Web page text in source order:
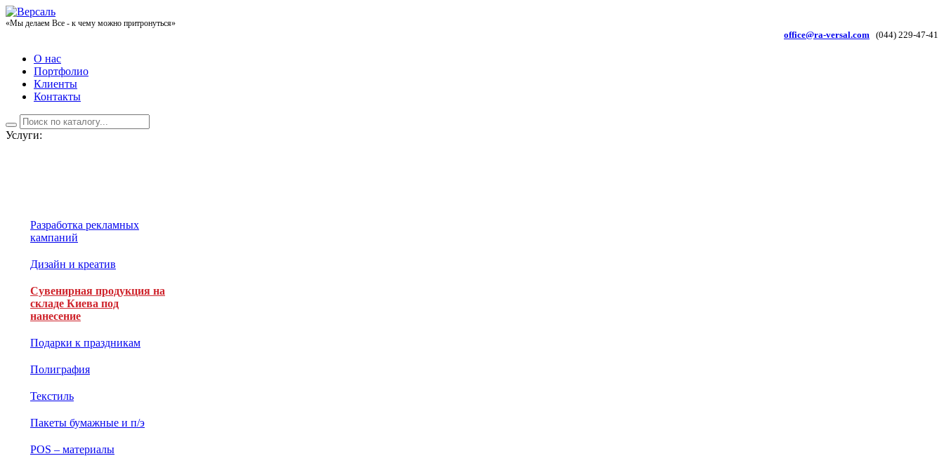
«Мы делаем Все - к чему можно притронуться»
office@ra-versal.com (044) 229-47-41
О нас
Портфолио
Клиенты
Контакты
Услуги:
Разработка рекламных
кампаний
Дизайн и креатив
Сувенирная продукция на
складе Киева под
нанесение
Подарки к праздникам
Полиграфия
Текстиль
Пакеты бумажные и п/э
POS – материалы